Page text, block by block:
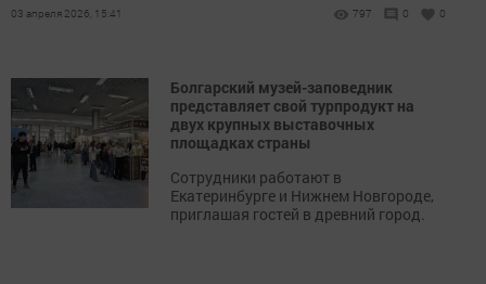
03 апреля 2026, 15:41 797 0 0
Болгарский музей-заповедник
представляет свой турпродукт на
двух крупных выставочных
площадках страны
Сотрудники работают в
Екатеринбурге и Нижнем Новгороде,
приглашая гостей в древний город.